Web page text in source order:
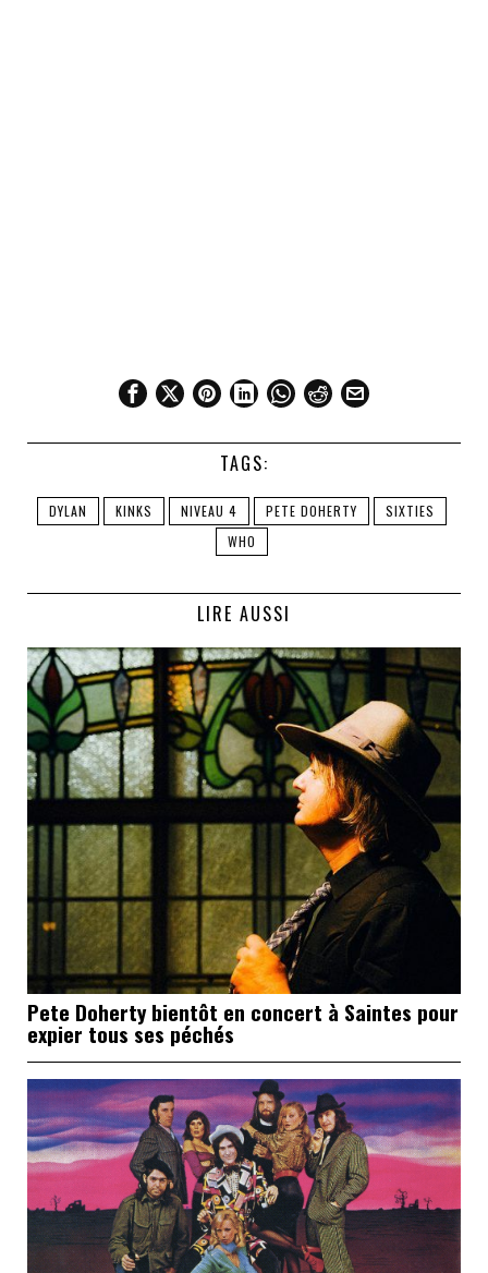
TAGS:
DYLAN KINKS NIVEAU 4 PETE DOHERTY
SIXTIES
WHO
LIRE AUSSI
Pete Doherty bientôt en concert à Saintes pour
expier tous ses péchés